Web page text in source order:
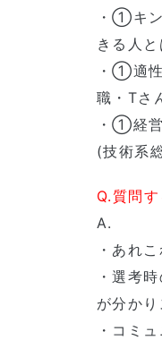
・①キ
きる人
・①適
職・Tさ
・①経
(技術系
Q.質問
A.
・あれ
・選考
が分か
・コミ